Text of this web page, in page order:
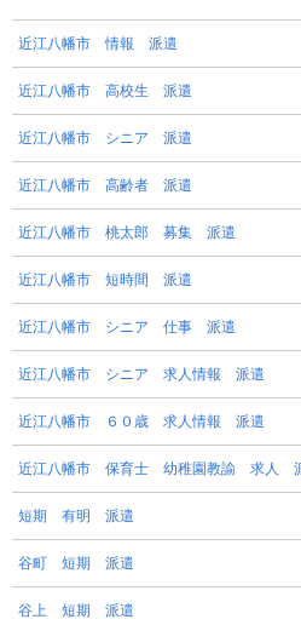
近江八幡市 情報 派遣
近江八幡市 高校生 派遣
近江八幡市 シニア 派遣
近江八幡市 高齢者 派遣
近江八幡市 桃太郎 募集 派遣
近江八幡市 短時間 派遣
近江八幡市 シニア 仕事 派遣
近江八幡市 シニア 求人情報 派遣
近江八幡市 ６０歳 求人情報 派遣
近江八幡市 保育士 幼稚園教諭 求人
短期 有明 派遣
谷町 短期 派遣
谷上 短期 派遣